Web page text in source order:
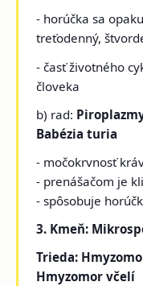
- horúčka sa
treťodenný,
- časť životného
človeka
b) rad:
Babézia turia
- močokrvnosť
- prenášačom je
- spôsobuje
3. Kmeň:
Trieda:
Hmyzomor včelí